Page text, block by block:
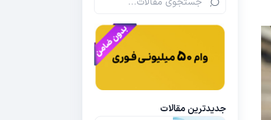
جدیدترین مقالات